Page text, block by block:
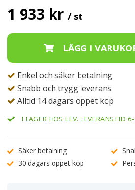
1 933 kr / st
Enkel och säker betalning
Snabb och trygg leverans
Alltid 14 dagars öppet köp
I LAGER HOS LEV. LEVERANSTID
Säker betalning
30 dagars öppet köp